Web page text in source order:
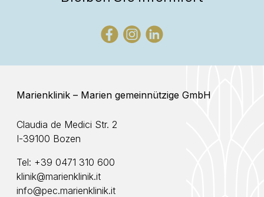
Marienklinik – Marien gemeinnützige GmbH
Claudia de Medici Str. 2
I-39100 Bozen
Tel: +39 0471 310 600
klinik@marienklinik.it
info@pec.marienklinik.it